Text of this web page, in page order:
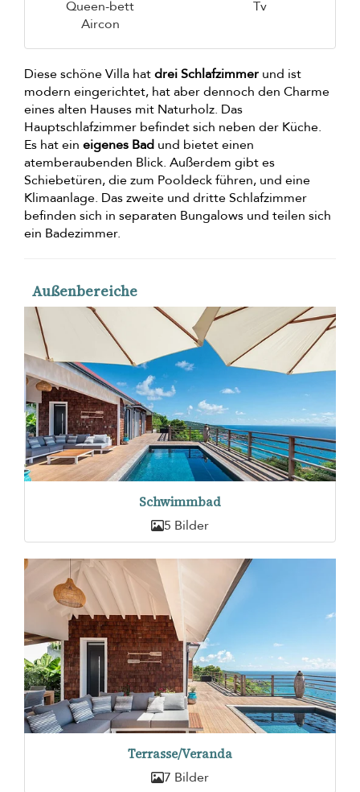
Queen-bett
Tv
Aircon
Diese schöne Villa hatdrei Schlafzimmer und ist
modern eingerichtet, hat aber dennoch den Charme
eines alten Hauses mit Naturholz. Das
Hauptschlafzimmer befindet sich neben der Küche.
Es hat ein eigenes Bad und bietet einen
atemberaubenden Blick. Außerdem gibt es
Schiebetüren, die zum Pooldeck führen, und eine
Klimaanlage. Das zweite und dritte Schlafzimmer
befinden sich in separaten Bungalows und teilen sich
ein Badezimmer.
Außenbereiche
Schwimmbad
5 Bilder
Terrasse/Veranda
7 Bilder